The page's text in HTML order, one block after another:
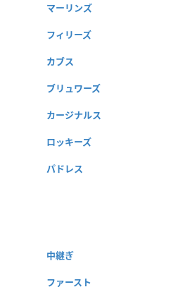
マーリンズ
フィリーズ
カブス
ブリュワーズ
カージナルス
ロッキーズ
パドレス
中継ぎ
ファースト